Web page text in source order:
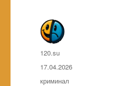
Автор
120.su
Опубликовано
17.04.2026
Метки
криминал